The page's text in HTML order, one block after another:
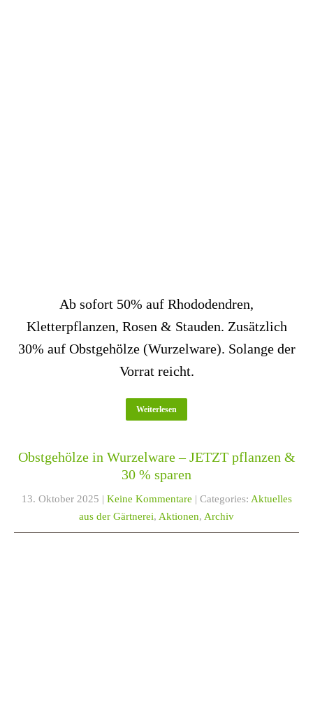
Ab sofort 50% auf Rhododendren,
Kletterpflanzen, Rosen & Stauden. Zusätzlich
30% auf Obstgehölze (Wurzelware). Solange der
Vorrat reicht.
Weiterlesen
Obstgehölze in Wurzelware – JETZT pflanzen &
30 % sparen
13. Oktober 2025 | Keine Kommentare | Categories: Aktuelles
aus der Gärtnerei, Aktionen, Archiv